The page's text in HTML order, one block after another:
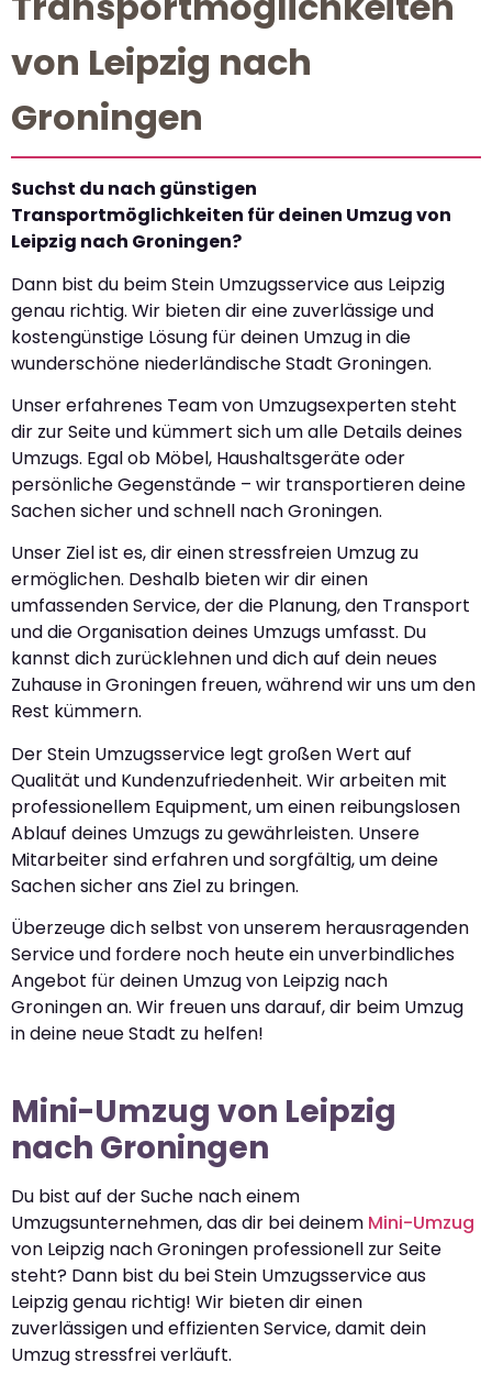
von Leipzig nach
Groningen
Suchst du nach günstigen
Transportmöglichkeiten für deinen Umzug von
Leipzig nach Groningen?
Dann bist du beim Stein Umzugsservice aus Leipzig
genau richtig. Wir bieten dir eine zuverlässige und
kostengünstige Lösung für deinen Umzug in die
wunderschöne niederländische Stadt Groningen.
Unser erfahrenes Team von Umzugsexperten steht
dir zur Seite und kümmert sich um alle Details deines
Umzugs. Egal ob Möbel, Haushaltsgeräte oder
persönliche Gegenstände – wir transportieren deine
Sachen sicher und schnell nach Groningen.
Unser Ziel ist es, dir einen stressfreien Umzug zu
ermöglichen. Deshalb bieten wir dir einen
umfassenden Service, der die Planung, den Transport
und die Organisation deines Umzugs umfasst. Du
kannst dich zurücklehnen und dich auf dein neues
Zuhause in Groningen freuen, während wir uns um den
Rest kümmern.
Der Stein Umzugsservice legt großen Wert auf
Qualität und Kundenzufriedenheit. Wir arbeiten mit
professionellem Equipment, um einen reibungslosen
Ablauf deines Umzugs zu gewährleisten. Unsere
Mitarbeiter sind erfahren und sorgfältig, um deine
Sachen sicher ans Ziel zu bringen.
Überzeuge dich selbst von unserem herausragenden
Service und fordere noch heute ein unverbindliches
Angebot für deinen Umzug von Leipzig nach
Groningen an. Wir freuen uns darauf, dir beim Umzug
in deine neue Stadt zu helfen!
Mini-Umzug von Leipzig
nach Groningen
Du bist auf der Suche nach einem
Umzugsunternehmen, das dir bei deinem Mini-Umzug
von Leipzig nach Groningen professionell zur Seite
steht? Dann bist du bei Stein Umzugsservice aus
Leipzig genau richtig! Wir bieten dir einen
zuverlässigen und effizienten Service, damit dein
Umzug stressfrei verläuft.